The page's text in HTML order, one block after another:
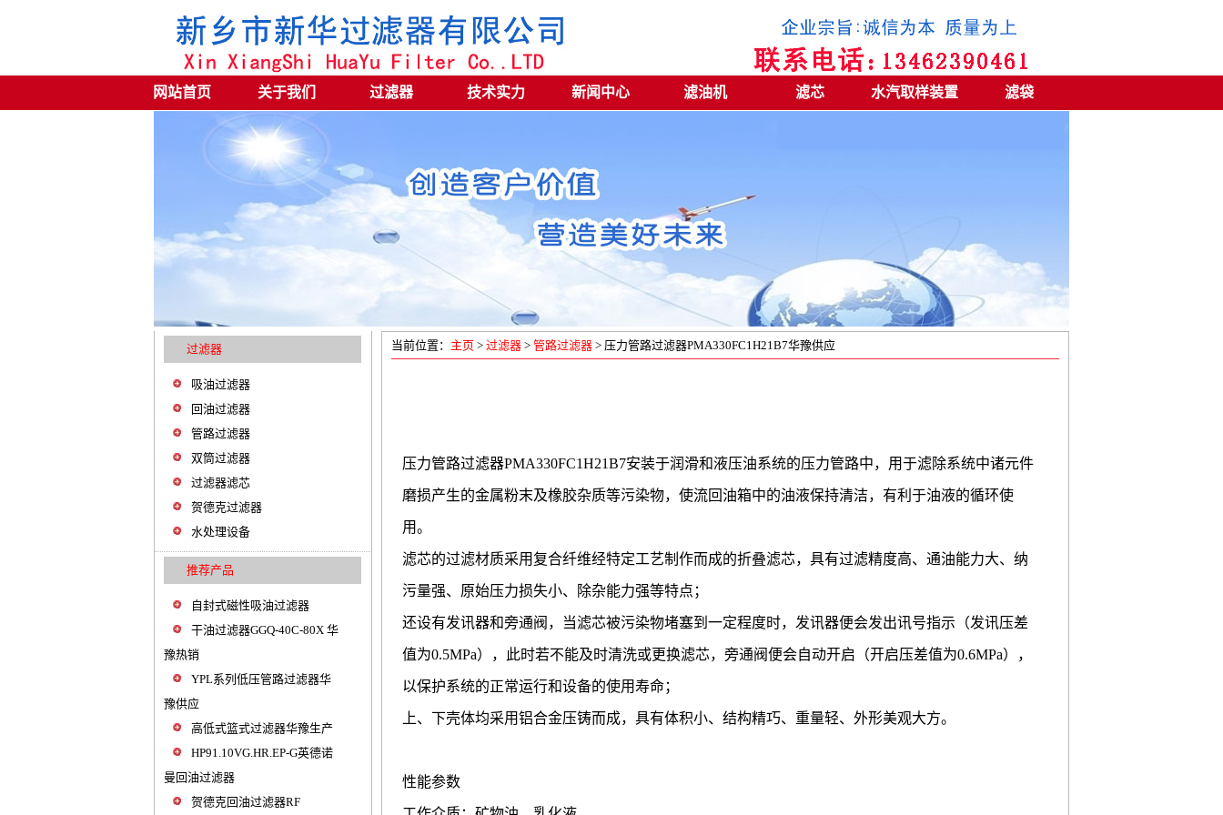
网站首页 关于我们 过滤器 技术实力 新闻中心 滤油机 滤芯 水汽取样装置 滤袋
过滤器
吸油过滤器
回油过滤器
管路过滤器
双筒过滤器
过滤器滤芯
贺德克过滤器
水处理设备
推荐产品
自封式磁性吸油过滤器
干油过滤器GGQ-40C-80X 华
豫热销
YPL系列低压管路过滤器华
豫供应
高低式篮式过滤器华豫生产
HP91.10VG.HR.EP-G英德诺
曼回油过滤器
贺德克回油过滤器RF
当前位置： 主页 > 过滤器 > 管路过滤器 > 压力管路过滤器PMA330FC1H21B7华豫供应
压力管路过滤器PMA330FC1H21B7安装于润滑和液压油系统的压力管路中，用于滤除系统中诸元件
磨损产生的金属粉末及橡胶杂质等污染物，使流回油箱中的油液保持清洁，有利于油液的循环使
用。
滤芯的过滤材质采用复合纤维经特定工艺制作而成的折叠滤芯，具有过滤精度高、通油能力大、纳
污量强、原始压力损失小、除杂能力强等特点；
还设有发讯器和旁通阀，当滤芯被污染物堵塞到一定程度时，发讯器便会发出讯号指示（发讯压差
值为0.5MPa），此时若不能及时清洗或更换滤芯，旁通阀便会自动开启（开启压差值为0.6MPa），
以保护系统的正常运行和设备的使用寿命；
上、下壳体均采用铝合金压铸而成，具有体积小、结构精巧、重量轻、外形美观大方。
性能参数